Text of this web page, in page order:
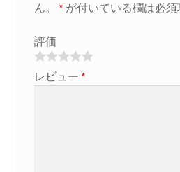
ん。
* が付いている欄は必
評価
レビュー *